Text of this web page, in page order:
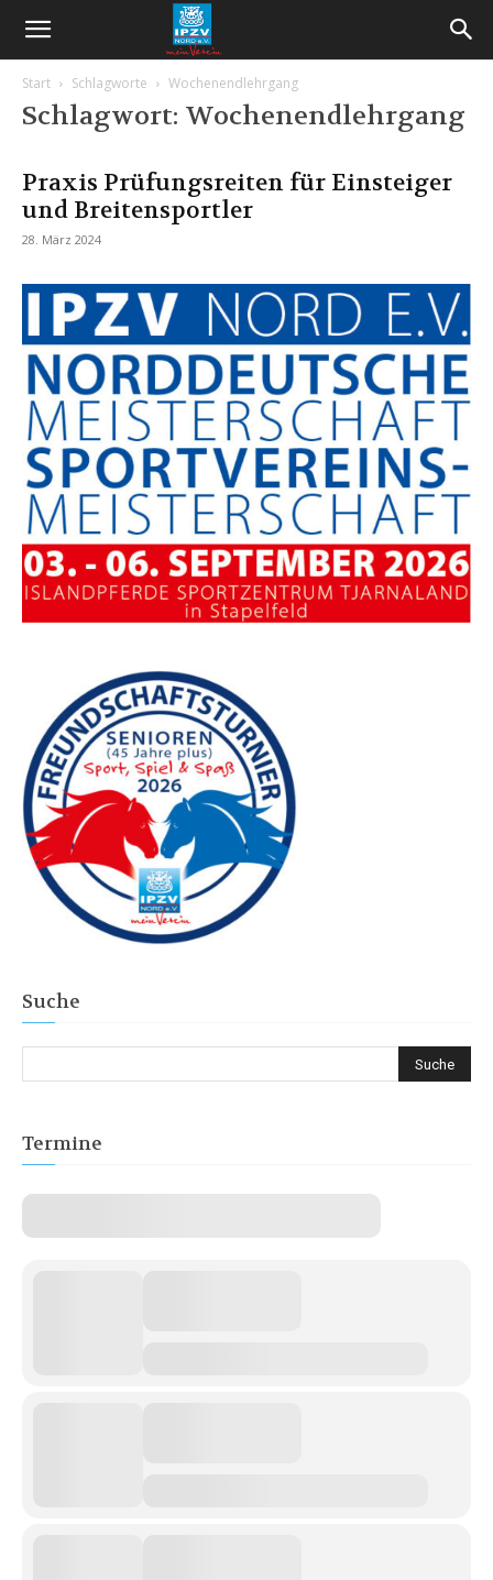
Start Schlagworte Wochenendlehrgang
Schlagwort: Wochenendlehrgang
Praxis Prüfungsreiten für Einsteiger
und Breitensportler
28. März 2024
Suche
Termine